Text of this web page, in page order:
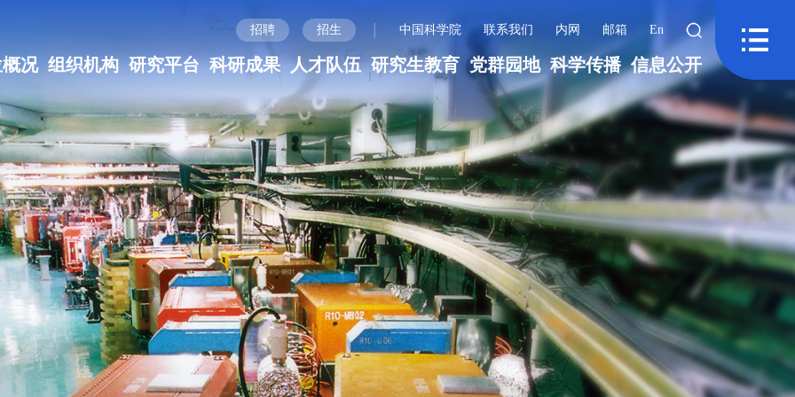
招聘 招生 | 中国科学院 联系我们 内网 邮箱 En
况 组织机构 研究平台 科研成果 人才队伍 研究生教育 党群园地 科学传播 信息公开